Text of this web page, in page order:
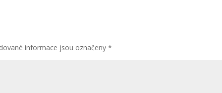
informace jsou označeny*